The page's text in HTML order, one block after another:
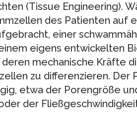
(Tissue Engineering).
des Patienten auf
einer
eigens entwickelten
mechanische Kräfte
zu differenzieren. Der
etwa der Porengröße
der